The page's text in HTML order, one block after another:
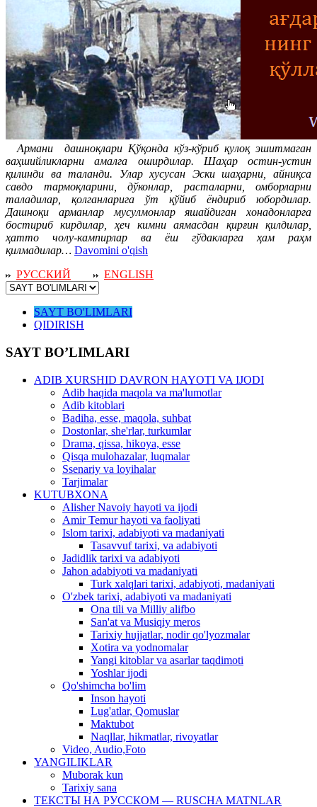
Армани дашноқлари Қўқонда кўз-кўриб қулоқ эшитмаган
ваҳшийликларни амалга оширдилар. Шаҳар остин-устин
қилинди ва таланди. Улар хусусан Эски шаҳарни, айниқса
савдо тармоқларини, дўконлар, расталарни, омборларни
таладилар, қолганларига ўт қўйиб ёндириб юбордилар.
Дашноқи арманлар мусулмонлар яшайдиган хонадонларга
бостириб кирдилар, ҳеч кимни аямасдан қирғин қилдилар,
ҳатто чолу-кампирлар ва ёш гўдакларга ҳам раҳм
қилмадилар… Davomini o'qish
РУССКИЙ
ENGLISH
SAYT BO'LIMLARI
QIDIRISH
SAYT BO’LIMLARI
ADIB XURSHID DAVRON HAYOTI VA IJODI
Adib haqida maqola va ma'lumotlar
Adib kitoblari
Badiha, esse, maqola, suhbat
Dostonlar, she'rlar, turkumlar
Drama, qissa, hikoya, esse
Qisqa mulohazalar, luqmalar
Ssenariy va loyihalar
Tarjimalar
KUTUBXONA
Alisher Navoiy hayoti va ijodi
Amir Temur hayoti va faoliyati
Islom tarixi, adabiyoti va madaniyati
Tasavvuf tarixi, va adabiyoti
Jadidlik tarixi va adabiyoti
Jahon adabiyoti va madaniyati
Turk xalqlari tarixi, adabiyoti, madaniyati
O'zbek tarixi, adabiyoti va madaniyati
Ona tili va Milliy alifbo
San'at va Musiqiy meros
Tarixiy hujjatlar, nodir qo'lyozmalar
Xotira va yodnomalar
Yangi kitoblar va asarlar taqdimoti
Yoshlar ijodi
Qo'shimcha bo'lim
Inson hayoti
Lug'atlar, Qomuslar
Maktubot
Naqllar, hikmatlar, rivoyatlar
Video, Audio,Foto
YANGILIKLAR
Muborak kun
Tarixiy sana
ТЕКСТЫ НА РУССКОМ — RUSCHA MATNLAR